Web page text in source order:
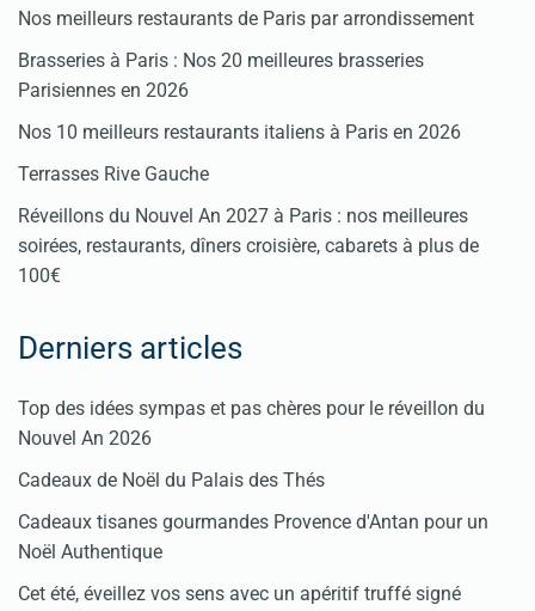
Nos meilleurs restaurants de Paris par arrondissement
Brasseries à Paris : Nos 20 meilleures brasseries
Parisiennes en 2026
Nos 10 meilleurs restaurants italiens à Paris en 2026
Terrasses Rive Gauche
Réveillons du Nouvel An 2027 à Paris : nos meilleures
soirées, restaurants, dîners croisière, cabarets à plus de
100€
Derniers articles
Top des idées sympas et pas chères pour le réveillon du
Nouvel An 2026
Cadeaux de Noël du Palais des Thés
Cadeaux tisanes gourmandes Provence d'Antan pour un
Noël Authentique
Cet été, éveillez vos sens avec un apéritif truffé signé